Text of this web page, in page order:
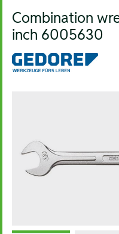
Combination
inch 6005630